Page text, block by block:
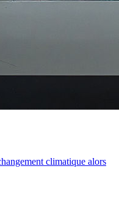
climatique alors